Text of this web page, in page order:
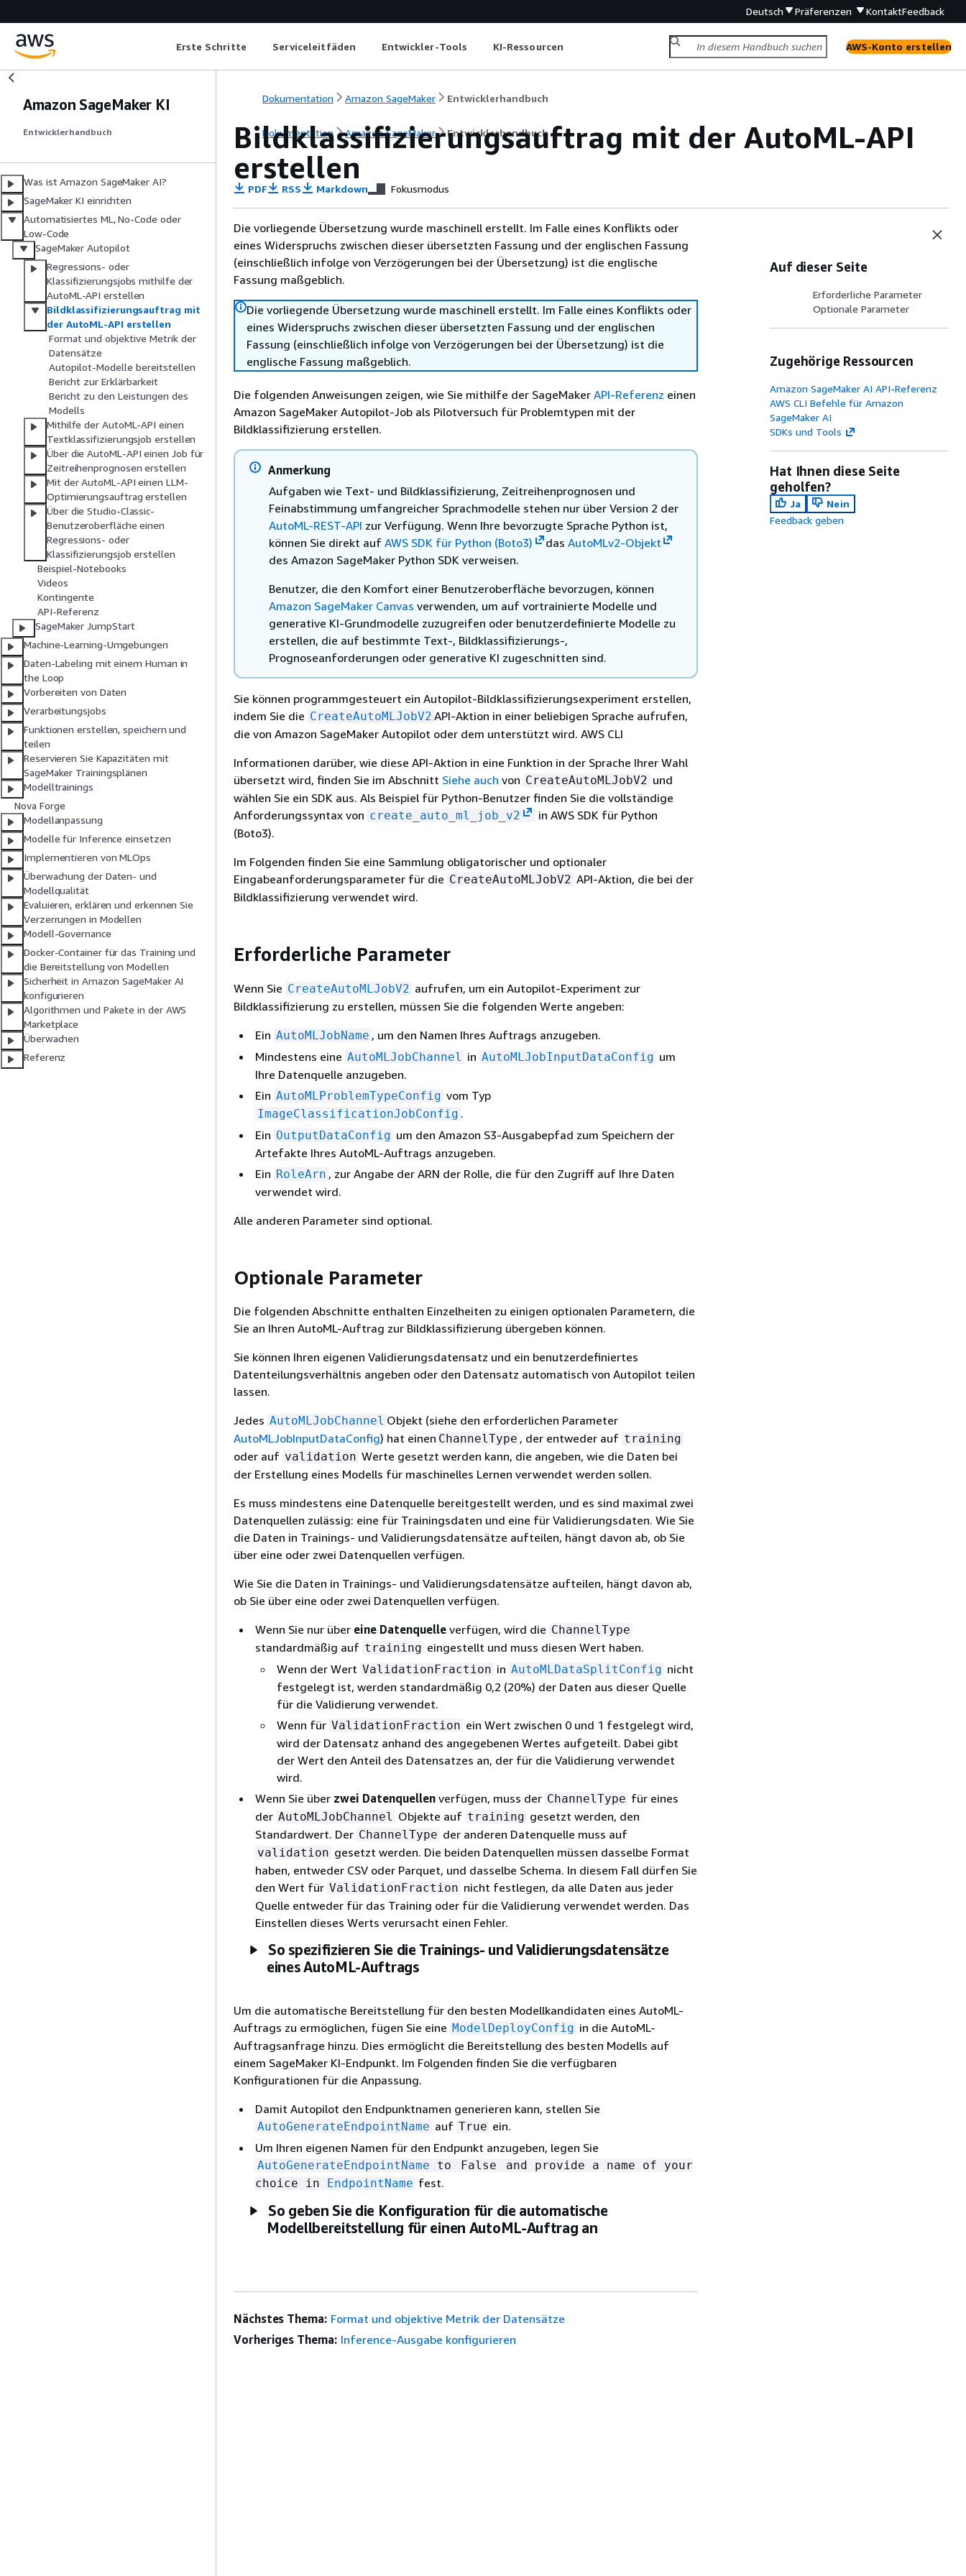
Deutsch Präferenzen KontaktFeedback
Erste Schritte Serviceleitfäden Entwickler-Tools KI-Ressourcen AWS-Konto erstellen
Amazon SageMaker KI
Entwicklerhandbuch
Was ist Amazon SageMaker AI?
SageMaker KI einrichten
Automatisiertes ML, No-Code oder
Low-Code
SageMaker Autopilot
Regressions- oder
Klassifizierungsjobs mithilfe der
AutoML-API erstellen
Bildklassifizierungsauftrag mit
der AutoML-API erstellen
Format und objektive Metrik der
Datensätze
Autopilot-Modelle bereitstellen
Bericht zur Erklärbarkeit
Bericht zu den Leistungen des
Modells
Mithilfe der AutoML-API einen
Textklassifizierungsjob erstellen
Über die AutoML-API einen Job für
Zeitreihenprognosen erstellen
Mit der AutoML-API einen LLM-
Optimierungsauftrag erstellen
Über die Studio-Classic-
Benutzeroberfläche einen
Regressions- oder
Klassifizierungsjob erstellen
Beispiel-Notebooks
Videos
Kontingente
API-Referenz
SageMaker JumpStart
Machine-Learning-Umgebungen
Daten-Labeling mit einem Human in
the Loop
Vorbereiten von Daten
Verarbeitungsjobs
Funktionen erstellen, speichern und
teilen
Reservieren Sie Kapazitäten mit
SageMaker Trainingsplänen
Modelltrainings
Nova Forge
Modellanpassung
Modelle für Inference einsetzen
Implementieren von MLOps
Überwachung der Daten- und
Modellqualität
Evaluieren, erklären und erkennen Sie
Verzerrungen in Modellen
Modell-Governance
Docker-Container für das Training und
die Bereitstellung von Modellen
Sicherheit in Amazon SageMaker AI
konfigurieren
Algorithmen und Pakete in der AWS
Marketplace
Überwachen
Referenz
Dokumentation Amazon SageMaker Entwicklerhandbuch
Dokumentation Amazon SageMaker Entwicklerhandbuch
Bildklassifizierungsauftrag mit der AutoML-API
erstellen
PDF RSS Markdown Fokusmodus
Die vorliegende Übersetzung wurde maschinell erstellt. Im Falle eines Konflikts oder
eines Widerspruchs zwischen dieser übersetzten Fassung und der englischen Fassung
(einschließlich infolge von Verzögerungen bei der Übersetzung) ist die englische
Fassung maßgeblich.
Die vorliegende Übersetzung wurde maschinell erstellt. Im Falle eines Konflikts oder
eines Widerspruchs zwischen dieser übersetzten Fassung und der englischen
Fassung (einschließlich infolge von Verzögerungen bei der Übersetzung) ist die
englische Fassung maßgeblich.
Die folgenden Anweisungen zeigen, wie Sie mithilfe der SageMaker API-Referenz einen
Amazon SageMaker Autopilot-Job als Pilotversuch für Problemtypen mit der
Bildklassifizierung erstellen.
Anmerkung
Aufgaben wie Text- und Bildklassifizierung, Zeitreihenprognosen und
Feinabstimmung umfangreicher Sprachmodelle stehen nur über Version 2 der
AutoML-REST-API zur Verfügung. Wenn Ihre bevorzugte Sprache Python ist,
können Sie direkt auf AWS SDK für Python (Boto3) das AutoMLv2-Objekt
des Amazon SageMaker Python SDK verweisen.
Benutzer, die den Komfort einer Benutzeroberfläche bevorzugen, können
Amazon SageMaker Canvas verwenden, um auf vortrainierte Modelle und
generative KI-Grundmodelle zuzugreifen oder benutzerdefinierte Modelle zu
erstellen, die auf bestimmte Text-, Bildklassifizierungs-,
Prognoseanforderungen oder generative KI zugeschnitten sind.
Sie können programmgesteuert ein Autopilot-Bildklassifizierungsexperiment erstellen,
indem Sie die CreateAutoMLJobV2 API-Aktion in einer beliebigen Sprache aufrufen,
die von Amazon SageMaker Autopilot oder dem unterstützt wird. AWS CLI
Informationen darüber, wie diese API-Aktion in eine Funktion in der Sprache Ihrer Wahl
übersetzt wird, finden Sie im Abschnitt Siehe auch von CreateAutoMLJobV2 und
wählen Sie ein SDK aus. Als Beispiel für Python-Benutzer finden Sie die vollständige
Anforderungssyntax von create_auto_ml_job_v2
in AWS SDK für Python
(Boto3).
Im Folgenden finden Sie eine Sammlung obligatorischer und optionaler
Eingabeanforderungsparameter für die CreateAutoMLJobV2 API-Aktion, die bei der
Bildklassifizierung verwendet wird.
Erforderliche Parameter
Wenn Sie CreateAutoMLJobV2 aufrufen, um ein Autopilot-Experiment zur
Bildklassifizierung zu erstellen, müssen Sie die folgenden Werte angeben:
Ein AutoMLJobName , um den Namen Ihres Auftrags anzugeben.
Mindestens eine AutoMLJobChannel in AutoMLJobInputDataConfig um
Ihre Datenquelle anzugeben.
Ein AutoMLProblemTypeConfig vom Typ
ImageClassificationJobConfig .
Ein OutputDataConfig um den Amazon S3-Ausgabepfad zum Speichern der
Artefakte Ihres AutoML-Auftrags anzugeben.
Ein RoleArn , zur Angabe der ARN der Rolle, die für den Zugriff auf Ihre Daten
verwendet wird.
Alle anderen Parameter sind optional.
Optionale Parameter
Die folgenden Abschnitte enthalten Einzelheiten zu einigen optionalen Parametern, die
Sie an Ihren AutoML-Auftrag zur Bildklassifizierung übergeben können.
Sie können Ihren eigenen Validierungsdatensatz und ein benutzerdefiniertes
Datenteilungsverhältnis angeben oder den Datensatz automatisch von Autopilot teilen
lassen.
Jedes AutoMLJobChannel Objekt (siehe den erforderlichen Parameter
AutoMLJobInputDataConfig) hat einen ChannelType , der entweder auf training
oder auf validation Werte gesetzt werden kann, die angeben, wie die Daten bei
der Erstellung eines Modells für maschinelles Lernen verwendet werden sollen.
Es muss mindestens eine Datenquelle bereitgestellt werden, und es sind maximal zwei
Datenquellen zulässig: eine für Trainingsdaten und eine für Validierungsdaten. Wie Sie
die Daten in Trainings- und Validierungsdatensätze aufteilen, hängt davon ab, ob Sie
über eine oder zwei Datenquellen verfügen.
Wie Sie die Daten in Trainings- und Validierungsdatensätze aufteilen, hängt davon ab,
ob Sie über eine oder zwei Datenquellen verfügen.
Wenn Sie nur über eine Datenquelle verfügen, wird die ChannelType
standardmäßig auf training eingestellt und muss diesen Wert haben.
Wenn der Wert ValidationFraction in AutoMLDataSplitConfig nicht
festgelegt ist, werden standardmäßig 0,2 (20%) der Daten aus dieser Quelle
für die Validierung verwendet.
Wenn für ValidationFraction ein Wert zwischen 0 und 1 festgelegt wird,
wird der Datensatz anhand des angegebenen Wertes aufgeteilt. Dabei gibt
der Wert den Anteil des Datensatzes an, der für die Validierung verwendet
wird.
Wenn Sie über zwei Datenquellen verfügen, muss der ChannelType für eines
der AutoMLJobChannel Objekte auf training gesetzt werden, den
Standardwert. Der ChannelType der anderen Datenquelle muss auf
validation gesetzt werden. Die beiden Datenquellen müssen dasselbe Format
haben, entweder CSV oder Parquet, und dasselbe Schema. In diesem Fall dürfen Sie
den Wert für ValidationFraction nicht festlegen, da alle Daten aus jeder
Quelle entweder für das Training oder für die Validierung verwendet werden. Das
Einstellen dieses Werts verursacht einen Fehler.
So spezifizieren Sie die Trainings- und Validierungsdatensätze
eines AutoML-Auftrags
Um die automatische Bereitstellung für den besten Modellkandidaten eines AutoML-
Auftrags zu ermöglichen, fügen Sie eine ModelDeployConfig in die AutoML-
Auftragsanfrage hinzu. Dies ermöglicht die Bereitstellung des besten Modells auf
einem SageMaker KI-Endpunkt. Im Folgenden finden Sie die verfügbaren
Konfigurationen für die Anpassung.
Damit Autopilot den Endpunktnamen generieren kann, stellen Sie
AutoGenerateEndpointName auf True ein.
Um Ihren eigenen Namen für den Endpunkt anzugeben, legen Sie
AutoGenerateEndpointName to False
and provide a name of your
choice in EndpointName fest.
So geben Sie die Konfiguration für die automatische
Modellbereitstellung für einen AutoML-Auftrag an
Auf dieser Seite
Erforderliche Parameter
Optionale Parameter
Zugehörige Ressourcen
Amazon SageMaker AI API-Referenz
AWS CLI Befehle für Amazon
SageMaker AI
SDKs und Tools
Hat Ihnen diese Seite
geholfen?
Ja
Nein
Feedback geben
Nächstes Thema: Format und objektive Metrik der Datensätze
Vorheriges Thema: Inference-Ausgabe konfigurieren